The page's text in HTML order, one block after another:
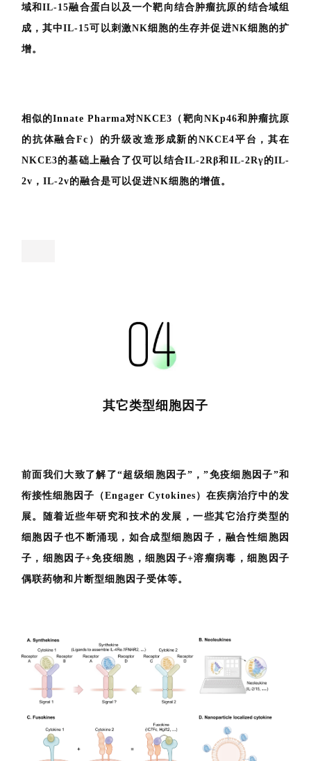
视
频
区
精
域和IL-15融合蛋白以及一个靶向结合肿瘤抗原的结合域组
成，其中IL-15可以刺激NK细胞的生存并促进NK细胞的扩
增。
相似的Innate Pharma对NKCE3（靶向NKp46和肿瘤抗原
的抗体融合Fc）的升级改造形成新的NKCE4平台，其在
NKCE3的基础上融合了仅可以结合IL-2Rβ和IL-2Rγ的IL-
2v，IL-2v的融合是可以促进NK细胞的增值。
前面我们大致了解了“超级细胞因子”，”免疫细胞因子”和
衔接性细胞因子（Engager Cytokines）在疾病治疗中的发
子，细胞因子+免疫细胞，细胞因子+溶瘤病毒，细胞因子
偶联药物和片断型细胞因子受体等。